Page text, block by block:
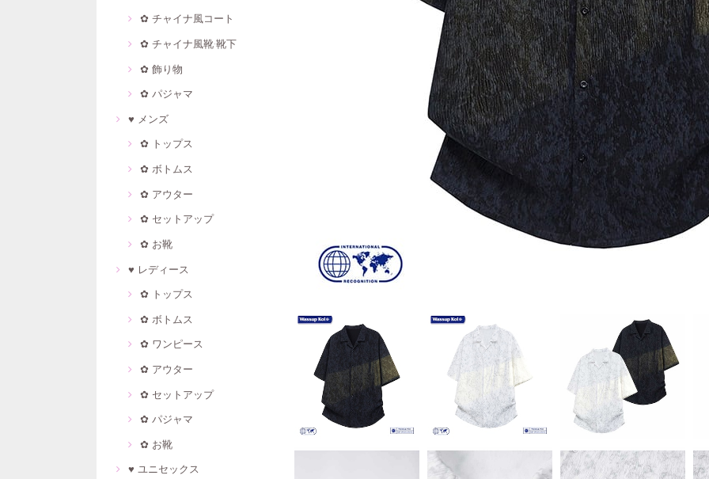
✿ チャイナ風コート
✿ チャイナ風靴·靴下
✿ 飾り物
✿ パジャマ
♥ メンズ
✿ トップス
✿ ボトムス
✿ アウター
✿ セットアップ
✿ お靴
♥ レディース
✿ トップス
✿ ボトムス
✿ ワンピース
✿ アウター
✿ セットアップ
✿ パジャマ
✿ お靴
♥ ユニセックス